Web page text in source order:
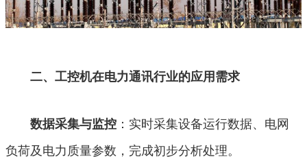
二、工控机在电力通讯行业的应用需求
数据采集与监控 ：实时采集设备运行数据、电网
负荷及电力质量参数，完成初步分析处理。